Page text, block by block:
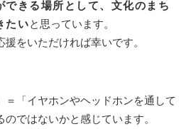
できる場所として、文化のまち
たいと思っています。
をいただければ幸いです。
＝「イヤホンやヘッドホンを通して
ではないかと感じています。